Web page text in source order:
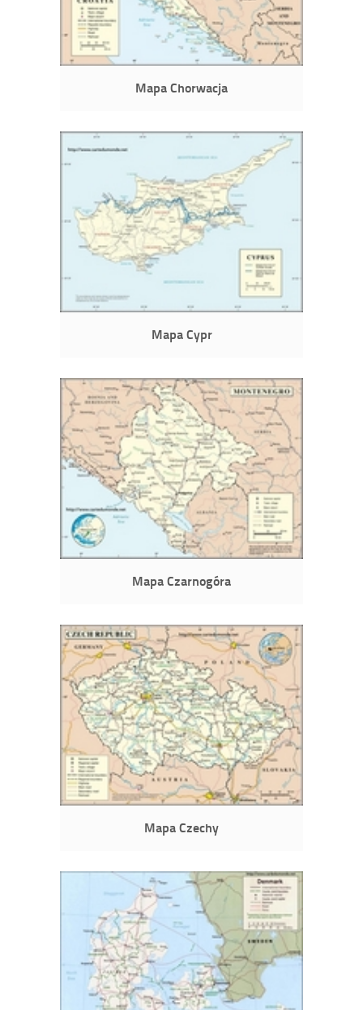
Mapa Chorwacja
Mapa Cypr
Mapa Czarnogóra
Mapa Czechy